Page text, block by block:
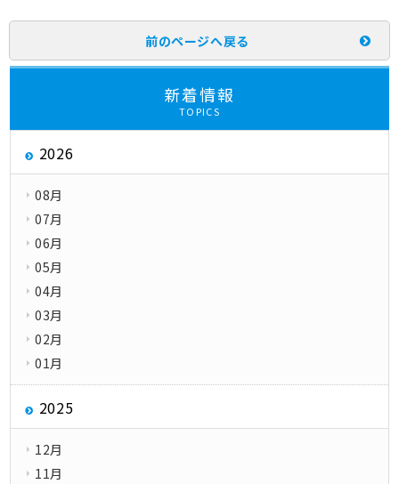
前のページへ戻る
新着情報
TOPICS
2026
08月
07月
06月
05月
04月
03月
02月
01月
2025
12月
11月